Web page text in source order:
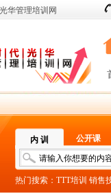
华管理培训网
内 训 公开课
热门搜索： TTT培训 销售